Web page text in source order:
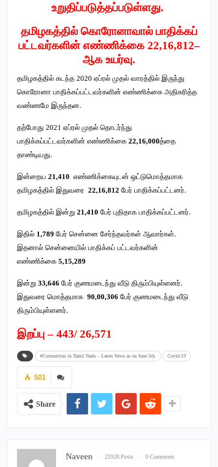
உறுதிப்படுத்தப்படுள்ளது.
தமிழகத்தில் கொரோனாவால் பாதிக்கப்
பட்டவர்களின் எண்ணிக்கை 22,16,812–
ஆக உயர்வு.
தமிழகத்தில் கடந்த 2020 ஏப்ரல் முதல் வாரத்தில் இருந்து
கொரோனா பாதிக்கப்பட்டவர்களின் எண்ணிக்கை அதிகரித்த
வண்ணமே இருந்தன.
தற்போது 2021 ஏப்ரல் முதல் தொடர்ந்து
பாதிக்கப்பட்டவர்களின் எண்ணிக்கை 22,16,000த்தை
தாண்டியது.
இன்றைய 21,410 எண்ணிக்கையுடன் ஒட்டுமொத்தமாக
தமிழகத்தில் இதுவரை 22,16,812 பேர் பாதிக்கப்பட்டனர்.
தமிழகத்தில் இன்று 21,410 பேர் புதிதாக பாதிக்கப்பட்டனர்.
இதில் 1,789 பேர் சென்னை சேர்ந்தவர்கள் ஆவார்கள்.
இதனால் சென்னையில் பாதிக்கப் பட்டவர்களின்
எண்ணிக்கை 5,15,289
இன்று 33,646 பேர் குணமடைந்து வீடு திரும்பியுள்ளனர்.
இதுவரை மொத்தமாக 90,00,306 பேர் குணமடைந்து வீடு
திரும்பியுள்ளனர்.
இறப்பு – 443/ 26,571
#Coronavirus in Tamil Nadu – Latest News as on June 5th. Covid-19
501
Share
Naveen 21928 Posts 0 Comments